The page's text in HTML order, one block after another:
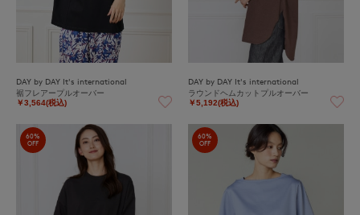
DAY by DAY It's international
裾フレアープルオーバー
￥3,564(税込)
DAY by DAY It's international
ラウンドヘムカットプルオーバー
￥5,192(税込)
60%
OFF
60%
OFF